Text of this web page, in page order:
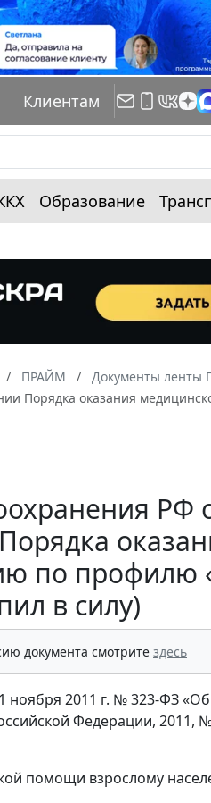
Клиентам
Образование
ПРАЙМ Документы ленты
Порядка оказания
РФ
по профилю
в силу)
документа смотрите здесь
ноября 2011 г. № 323-ФЗ
Федерации, 2011,
помощи взрослому